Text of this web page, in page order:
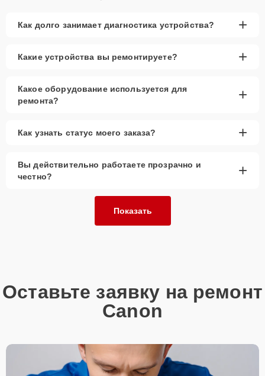
Как долго занимает диагностика устройства? +
Какие устройства вы ремонтируете? +
Какое оборудование используется для
ремонта?
+
Как узнать статус моего заказа? +
Вы действительно работаете прозрачно и
честно?
+
Показать
Оставьте заявку на ремонт
Canon